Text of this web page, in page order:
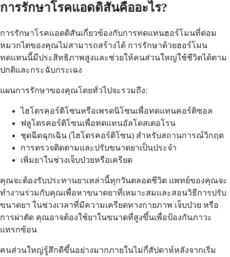
การรักษาโรคแอดดิสันคืออะไร?
การรักษาโรคแอดดิสันเกี่ยวข้องกับการทดแทนฮอร์โมนที่ต่อม
หมวกไตของคุณไม่สามารถสร้างได้ การรักษาด้วยฮอร์โมน
ทดแทนนี้มีประสิทธิภาพสูงและช่วยให้คนส่วนใหญ่ใช้ชีวิตได้ตาม
ปกติและกระฉับกระเฉง
แผนการรักษาของคุณโดยทั่วไปจะรวมถึง:
ไฮโดรคอร์ติโซนหรือเพรดนิโซนเพื่อทดแทนคอร์ติซอล
ฟลูโดรคอร์ติโซนเพื่อทดแทนอัลโดสเตอโรน
ชุดฉีดฉุกเฉิน (ไฮโดรคอร์ติโซน) สำหรับสถานการณ์วิกฤต
การตรวจติดตามและปรับขนาดยาเป็นประจำ
เพิ่มยาในช่วงเจ็บป่วยหรือเครียด
คุณจะต้องรับประทานยาเหล่านี้ทุกวันตลอดชีวิต แพทย์ของคุณจะ
ทำงานร่วมกับคุณเพื่อหาขนาดยาที่เหมาะสมและสอนวิธีการปรับ
ขนาดยา ในช่วงเวลาที่มีความเครียดทางกายภาพ เจ็บป่วย หรือ
การผ่าตัด คุณอาจต้องใช้ยาในขนาดที่สูงขึ้นเพื่อป้องกันภาวะ
แทรกซ้อน
คนส่วนใหญ่รู้สึกดีขึ้นอย่างมากภายในไม่กี่สัปดาห์หลังจากเริ่ม